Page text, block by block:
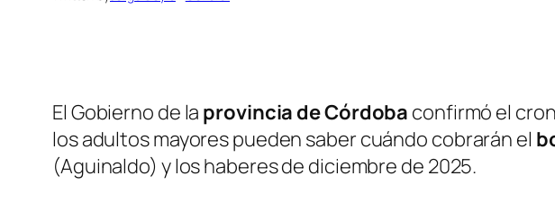
El Gobierno de la provincia de Córdoba confirmó el
los adultos mayores pueden saber cuándo cobrarán el
(Aguinaldo) y los haberes de diciembre de 2025.